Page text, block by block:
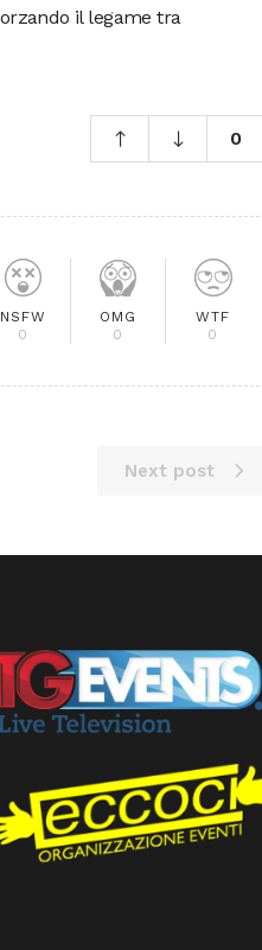
il legame tra
0
NSFW
0
OMG
0
WTF
0
Next post